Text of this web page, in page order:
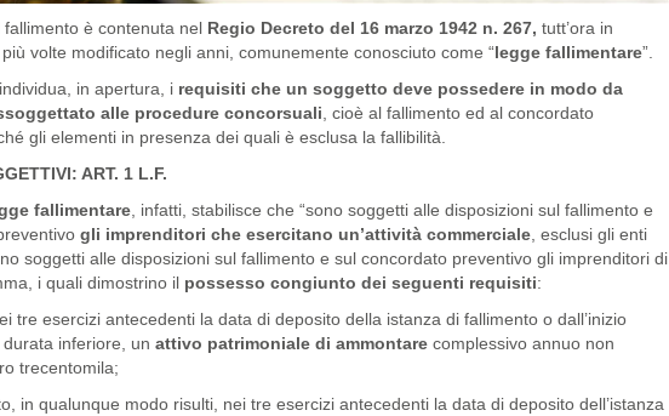
fallimento è contenuta nel Regio Decreto del 16 marzo 1942 n. 267, tutt’ora in
volte modificato negli anni, comunemente conosciuto come “legge fallimentare”.
in apertura, i requisiti che un soggetto deve possedere in modo da
alle procedure concorsuali, cioè al fallimento ed al concordato
gli elementi in presenza dei quali è esclusa la fallibilità.
ART. 1 L.F.
fallimentare, infatti, stabilisce che “sono soggetti alle disposizioni sul fallimento e
gli imprenditori che esercitano un’attività commerciale, esclusi gli enti
soggetti alle disposizioni sul fallimento e sul concordato preventivo gli imprenditori di
i quali dimostrino il possesso congiunto dei seguenti requisiti:
tre esercizi antecedenti la data di deposito della istanza di fallimento o dall’inizio
durata inferiore, un attivo patrimoniale di ammontare complessivo annuo non
trecentomila;
in qualunque modo risulti, nei tre esercizi antecedenti la data di deposito dell’istanza